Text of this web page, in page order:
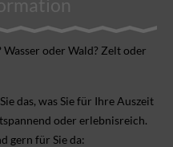
oder Wald? Zelt oder
das, was Sie für Ihre Aus­zeit
oder erlebnis­reich.
gern für Sie da: